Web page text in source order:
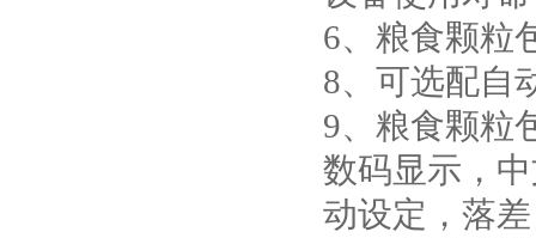
6、粮食颗粒
8、可选配自
9、粮食颗粒
数码显示，
动设定，落